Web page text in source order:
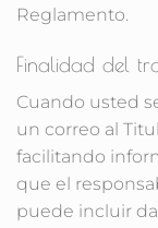
Reglamento.
Finalidad del
Cuando usted
un correo al
facilitando
que el
puede incluir